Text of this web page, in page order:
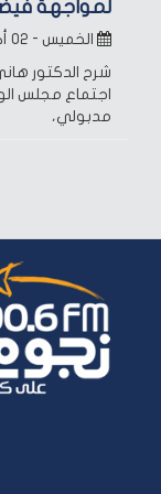
لمواجهة
الخميس - ٠٢ أكتوبر ٢٠٢٥
شرح الدكتور
اجتماع مجلس
مدبولي،